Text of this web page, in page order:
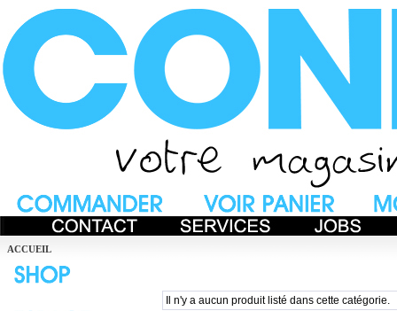
ACCUEIL
Il n'y a aucun produit listé dans cette catégorie.